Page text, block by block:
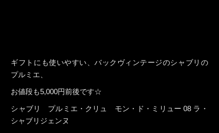
ギフトにも使いやすい、バックヴィンテージのシャブリの
プルミエ、
お値段も5,000円前後です☆
シャブリ プルミエ・クリュ モン・ド・ミリュー 08 ラ・
シャブリジェンヌ